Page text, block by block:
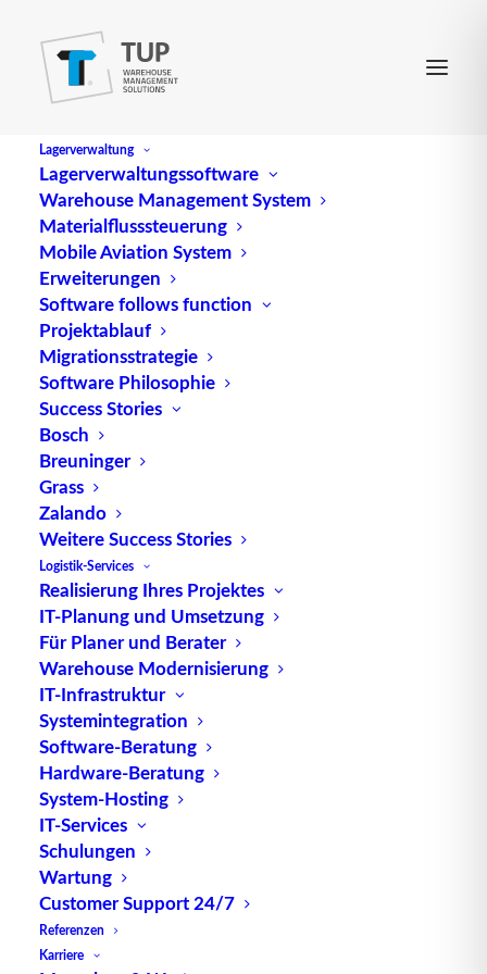
Lagerverwaltung
Lagerverwaltungssoftware
Warehouse Management System
Materialflusssteuerung
Mobile Aviation System
Erweiterungen
Software follows function
Projektablauf
Migrationsstrategie
Software Philosophie
Success Stories
Bosch
Breuninger
Grass
Zalando
Weitere Success Stories
Logistik-Services
Realisierung Ihres Projektes
IT-Planung und Umsetzung
Für Planer und Berater
Warehouse Modernisierung
IT-Infrastruktur
Systemintegration
Software-Beratung
Hardware-Beratung
System-Hosting
IT-Services
Schulungen
Wartung
Customer Support 24/7
Referenzen
Karriere
Die Modellierung von
Geschäftsprozessen –
Petrinetze stellen ein grafisches Mittel dar, um
dynamische Systeme zu beschreiben, zu
modellieren, zu analysieren und zu simulieren.
Der Wissenschaftler Carl Adam Petri machte
unterbreitete 1962 den Vorschlag zu Petrinetzen.
Sie beschreiben sowohl lokale Zustände, wie
Objekte und Bedingungen, als auch
Zustandsänderungen, wie Aktivitäten und
Ereignisse. Sie ermöglichen es Aktivitäten zu
beschreiben, die sich gegenseitig ausschließen und
unabhängig voneinander sind.
Zu denMerkmalen
Folgende: